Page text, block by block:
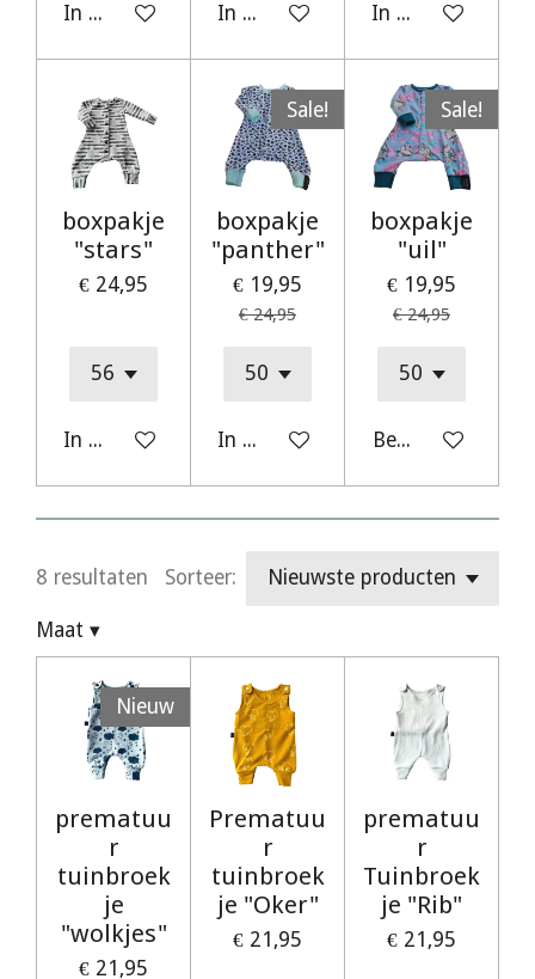
In winkelwagen In winkelwagen In winkelwagen
boxpakje
"stars"
€ 24,95
In winkelwagen
Sale!
boxpakje
"panther"
€ 19,95
€ 24,95
In winkelwagen
Sale!
boxpakje
"uil"
€ 19,95
€ 24,95
Bekijk details
8 resultaten Sorteer:
Maat ▾
Nieuw
prematuu
r
tuinbroek
je
"wolkjes"
€ 21,95
Prematuu
r
tuinbroek
je "Oker"
€ 21,95
prematuu
r
Tuinbroek
je "Rib"
€ 21,95